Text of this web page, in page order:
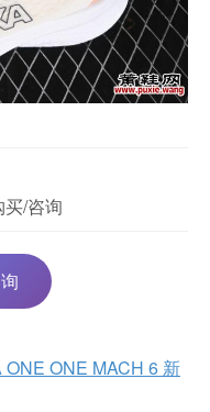
/咨询
ONE ONE MACH 6 新